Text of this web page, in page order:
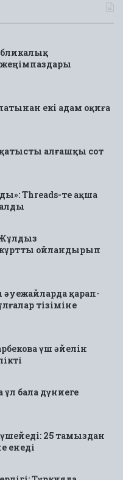
екі адам оқиға
қатысты алғашқы сот
Threads-те ақша
Жұлдыз
ойландырып
қарап-
тізіміне
үш әйелін
бала дүниеге
25 тамыздан
енеді